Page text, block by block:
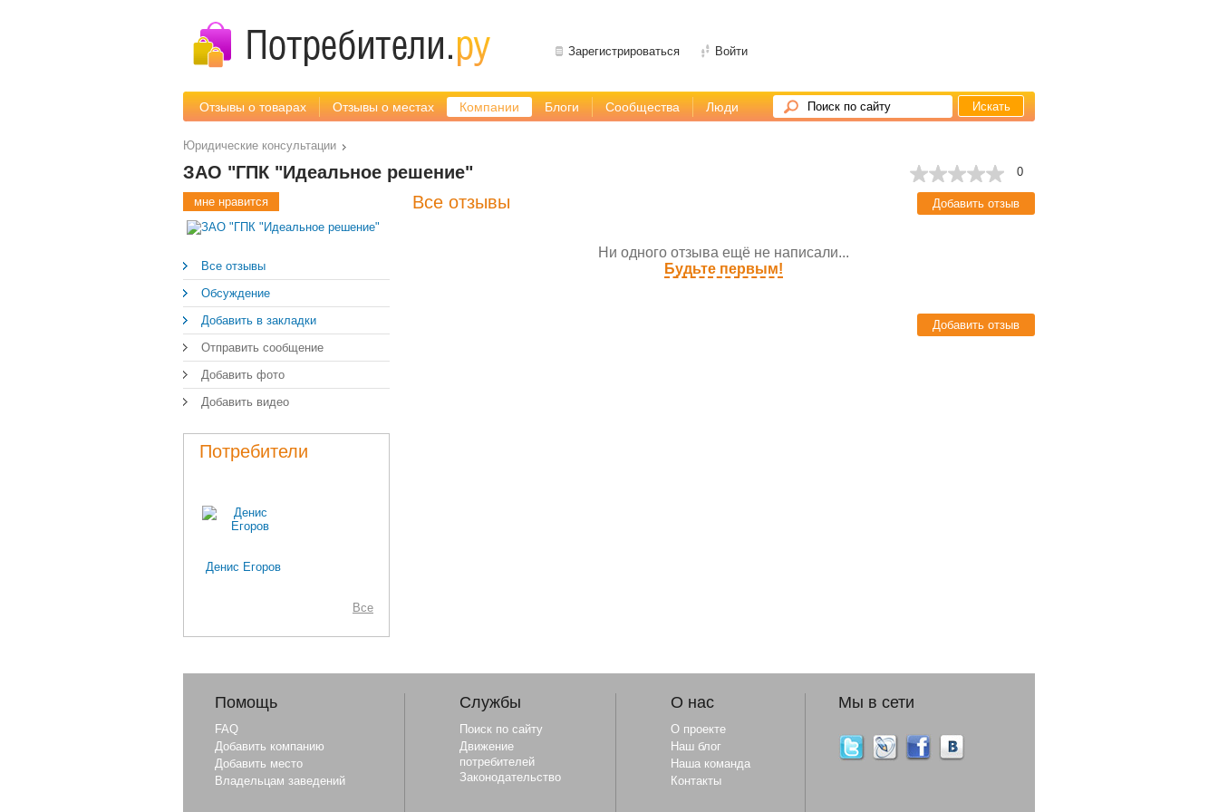
Зарегистрироваться Войти
Отзывы о товарах Отзывы о местах Компании Блоги Сообщества Люди Поиск по сайту
Юридические консультации
ЗАО "ГПК "Идеальное решение" 0
мне нравится
Все отзывы
Обсуждение
Добавить в закладки
Отправить сообщение
Добавить фото
Добавить видео
Потребители
Денис Егоров
Все
Все отзывы Добавить отзыв
Ни одного отзыва ещё не написали...
Будьте первым!
Добавить отзыв
Помощь
FAQ
Добавить компанию
Добавить место
Владельцам заведений
Службы
Поиск по сайту
Движение
потребителей
Законодательство
О нас
О проекте
Наш блог
Наша команда
Контакты
Мы в сети